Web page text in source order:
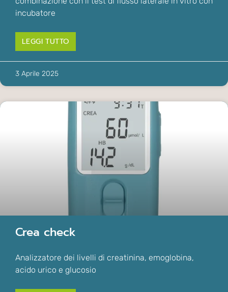
incubatore
LEGGI TUTTO
3 Aprile 2025
Crea check
Analizzatore dei livelli di creatinina, emoglobina,
acido urico e glucosio